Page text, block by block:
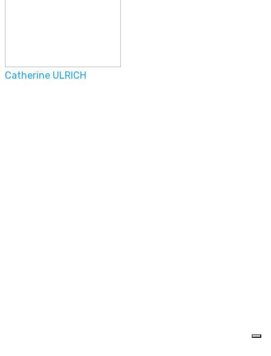
Catherine ULRICH